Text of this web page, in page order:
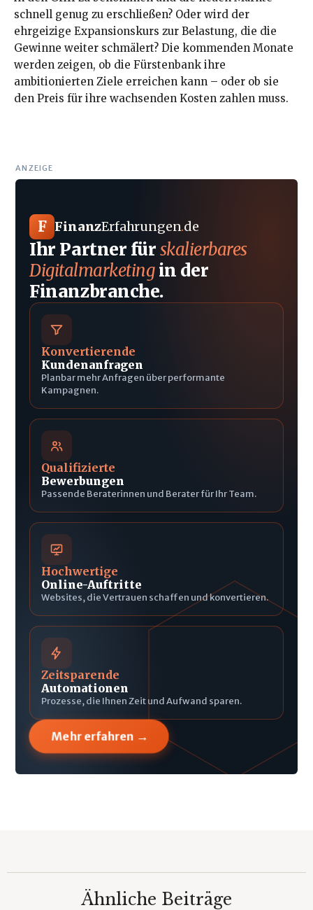
schnell genug zu erschließen? Oder wird der
ehrgeizige Expansionskurs zur Belastung, die die
Gewinne weiter schmälert? Die kommenden Monate
werden zeigen, ob die Fürstenbank ihre
ambitionierten Ziele erreichen kann – oder ob sie
den Preis für ihre wachsenden Kosten zahlen muss.
ANZEIGE
F FinanzErfahrungen.de
Ihr Partner fürskalierbares
Digitalmarketingin der
Finanzbranche.
Konvertierende
Kundenanfragen
Planbar mehr Anfragen über performante
Kampagnen.
Qualifizierte
Bewerbungen
Passende Beraterinnen und Berater für Ihr Team.
Hochwertige
Online-Auftritte
Websites, die Vertrauen schaffen und konvertieren.
Zeitsparende
Automationen
Prozesse, die Ihnen Zeit und Aufwand sparen.
Mehr erfahren →
Ähnliche Beiträge